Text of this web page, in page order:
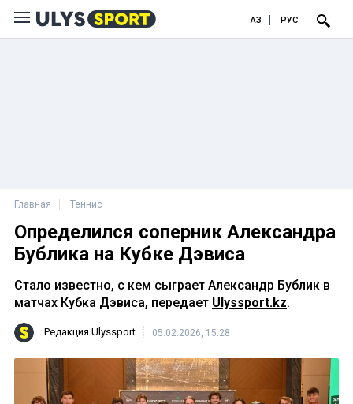
ҚАЗ РУС
Главная Теннис
Определился соперник Александра
Бублика на Кубке Дэвиса
Стало известно, с кем сыграет Александр Бублик в
матчах Кубка Дэвиса, передает Ulyssport.kz.
Редакция Ulyssport 05.02.2026, 15:28